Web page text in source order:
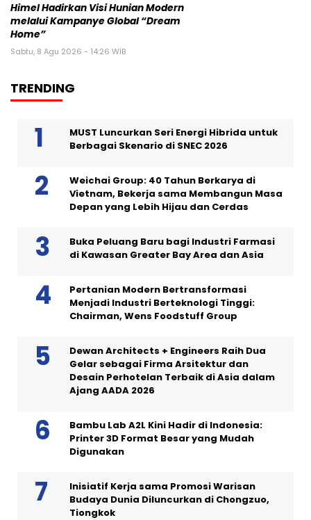
Himel Hadirkan Visi Hunian Modern
melalui Kampanye Global “Dream
Home”
Sabtu, 8 Agu 2026 - 14:26 WIB
TRENDING
MUST Luncurkan Seri Energi Hibrida untuk
Berbagai Skenario di SNEC 2026
Weichai Group: 40 Tahun Berkarya di
Vietnam, Bekerja sama Membangun Masa
Depan yang Lebih Hijau dan Cerdas
Buka Peluang Baru bagi Industri Farmasi
di Kawasan Greater Bay Area dan Asia
Pertanian Modern Bertransformasi
Menjadi Industri Berteknologi Tinggi:
Chairman, Wens Foodstuff Group
Dewan Architects + Engineers Raih Dua
Gelar sebagai Firma Arsitektur dan
Desain Perhotelan Terbaik di Asia dalam
Ajang AADA 2026
Bambu Lab A2L Kini Hadir di Indonesia:
Printer 3D Format Besar yang Mudah
Digunakan
Inisiatif Kerja sama Promosi Warisan
Budaya Dunia Diluncurkan di Chongzuo,
Tiongkok